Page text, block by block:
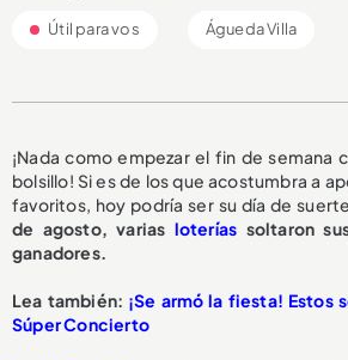
Útil para vos Águeda Villa
¡Nada como empezar el fin de semana
bolsillo! Si es de los que acostumbra a
favoritos, hoy podría ser su día de
de agosto, varias loterías soltaron
ganadores.
Lea también: ¡Se armó la fiesta! Estos
Súper Concierto